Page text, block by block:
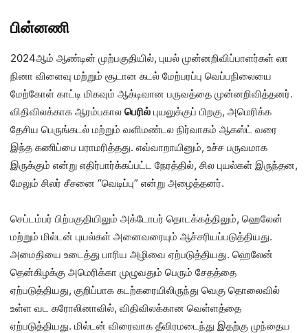
பின்னணி
2024ஆம் ஆண்டின் முற்பகுதியில், புயல் முன்னறிவிப்பாளர்கள் லா
நினா விளைவு மற்றும் சூடான கடல் மேற்பரப்பு வெப்பநிலையை
மேற்கோள் காட்டி மிகவும் ஆக்டிவான பருவத்தை முன்னறிவித்தனர்.
விதிவிலக்காக ஆரம்பகால பெரில் புயலுக்குப் பிறகு, அமெரிக்க
தேசிய பெருங்கடல் மற்றும் வளிமண்டல நிர்வாகம் ஆகஸ்ட் வரை
இந்த கணிப்பை பராமரித்தது. எவ்வாறாயினும், உச்ச பருவமாக
இருக்கும் என்று எதிர்பார்க்கப்பட்ட நேரத்தில், சில புயல்கள் இருந்தன,
மேலும் சிலர் சீசனை “வெடிப்பு” என்று அழைத்தனர்.
செப்டம்பர் பிற்பகுதியிலும் அக்டோபர் தொடக்கத்திலும், ஹெலேன்
மற்றும் மில்டன் புயல்கள் அனைவரையும் ஆச்சரியப்படுத்தியது.
அமைதியை உடைத்து பாரிய அழிவை ஏற்படுத்தியது. ஹெலேன்
தென்கிழக்கு அமெரிக்கா முழுவதும் பெரும் சேதத்தை
ஏற்படுத்தியது, குறிப்பாக கடற்கரையிலிருந்து வெகு தொலைவில்
உள்ள வட கரோலினாவில், விதிவிலக்கான வெள்ளத்தை
ஏற்படுத்தியது. மில்டன் விரைவாக தீவிரமடைந்து இதற்கு முந்தைய